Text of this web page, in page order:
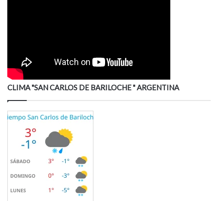
CLIMA "SAN CARLOS DE BARILOCHE " ARGENTINA